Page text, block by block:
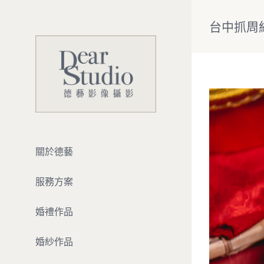
關於德藝
服務方案
婚禮作品
婚紗作品
台中抓周
View
Larger
Image